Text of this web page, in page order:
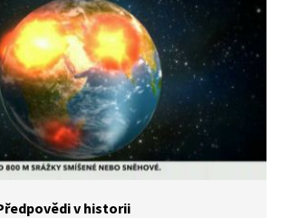
v historii